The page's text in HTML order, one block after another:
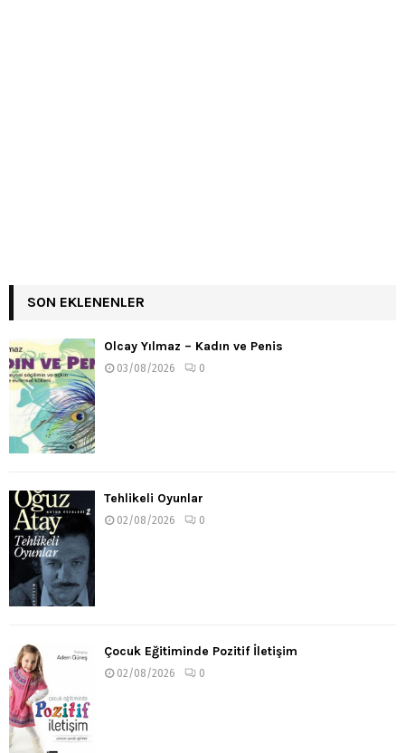
SON EKLENENLER
Olcay Yılmaz – Kadın ve Penis
03/08/2026 0
Tehlikeli Oyunlar
02/08/2026 0
Çocuk Eğitiminde Pozitif İletişim
02/08/2026 0